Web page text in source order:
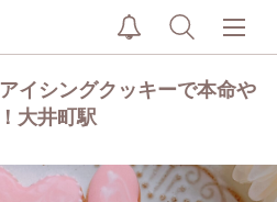
イシングクッキーで本命や
大井町駅